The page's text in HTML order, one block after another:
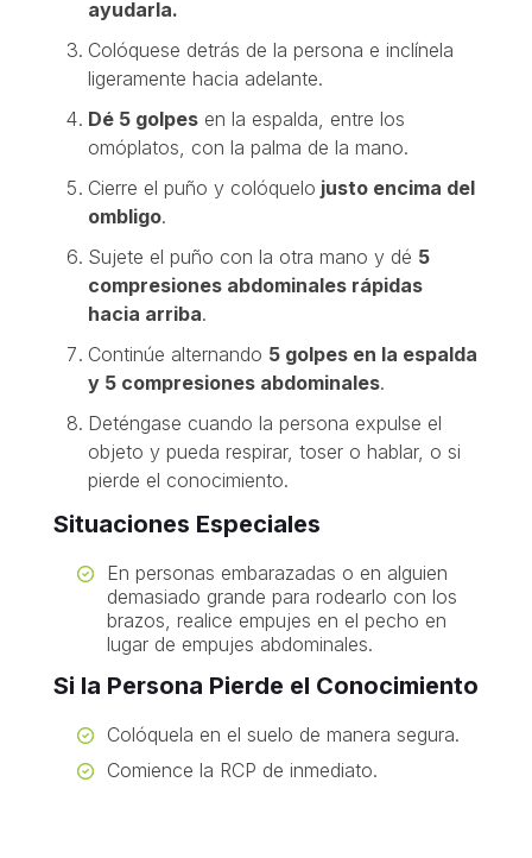
ayudarla.
Colóquese detrás de la persona e inclínela
ligeramente hacia adelante.
Dé 5 golpes en la espalda, entre los
omóplatos, con la palma de la mano.
Cierre el puño y colóquelo justo encima del
ombligo.
Sujete el puño con la otra mano y dé 5
compresiones abdominales rápidas
hacia arriba.
Continúe alternando 5 golpes en la espalda
y 5 compresiones abdominales.
Deténgase cuando la persona expulse el
objeto y pueda respirar, toser o hablar, o si
pierde el conocimiento.
Situaciones Especiales
En personas embarazadas o en alguien
demasiado grande para rodearlo con los
brazos, realice empujes en el pecho en
lugar de empujes abdominales.
Si la Persona Pierde el Conocimiento
Colóquela en el suelo de manera segura.
Comience la RCP de inmediato.